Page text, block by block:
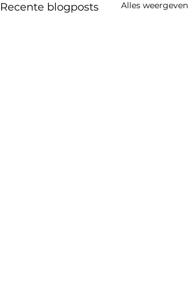
Recente blogposts Alles weergeven